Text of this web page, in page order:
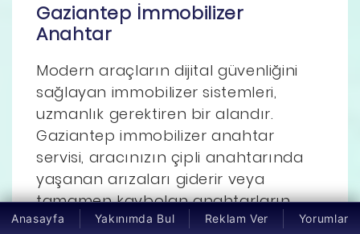
Gaziantep İmmobilizer
Anahtar
Modern araçların dijital güvenliğini
sağlayan immobilizer sistemleri,
uzmanlık gerektiren bir alandır.
Gaziantep immobilizer anahtar
servisi, aracınızın çipli anahtarında
yaşanan arızaları giderir veya
tamamen kaybolan anahtarların
yerine yenisini kodlar. Kaybolan
Anasayfa Yakınımda Bul Reklam Ver Yorumlar